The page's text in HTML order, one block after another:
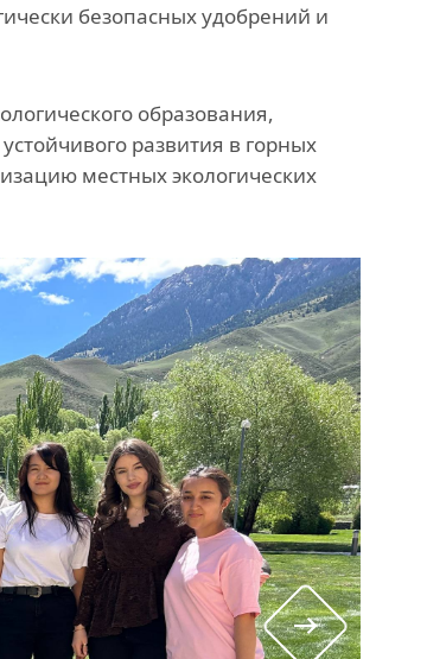
безопасных удобрений и
образования,
развития в горных
местных экологических